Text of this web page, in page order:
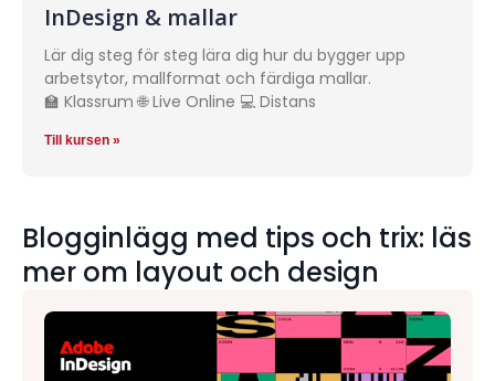
InDesign & mallar
Lär dig steg för steg lära dig hur du bygger upp
arbetsytor, mallformat och färdiga mallar.
🏫 Klassrum 🌐 Live Online 💻 Distans
Till kursen »
Blogginlägg med tips och trix: läs
mer om layout och design